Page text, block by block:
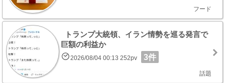
フード
トランプ大統領、イラン情勢を巡る発言で
巨額の利益か
2026/08/04 00:13 252pv 3件
話題